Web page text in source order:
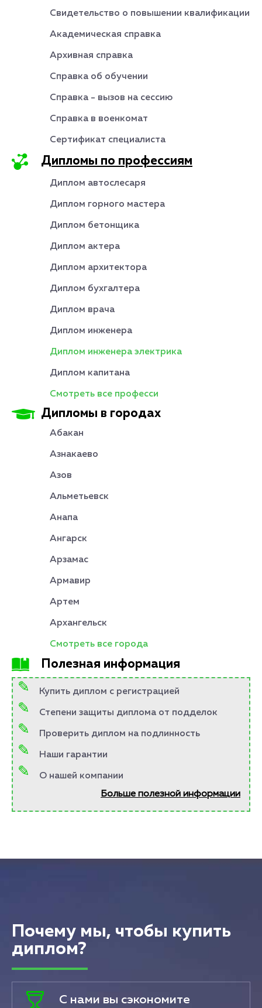
Свидетельство о повышении квалификации
Академическая справка
Архивная справка
Справка об обучении
Справка - вызов на сессию
Справка в военкомат
Сертификат специалиста
Дипломы по профессиям
Диплом автослесаря
Диплом горного мастера
Диплом бетонщика
Диплом актера
Диплом архитектора
Диплом бухгалтера
Диплом врача
Диплом инженера
Диплом инженера электрика
Диплом капитана
Смотреть все професси
Дипломы в городах
Абакан
Азнакаево
Азов
Альметьевск
Анапа
Ангарск
Арзамас
Армавир
Артем
Архангельск
Смотреть все города
Полезная информация
Купить диплом с регистрацией
Степени защиты диплома от подделок
Проверить диплом на подлинность
Наши гарантии
О нашей компании
Больше полезной информации
Почему мы, чтобы купить
диплом?
С нами вы сэкономите